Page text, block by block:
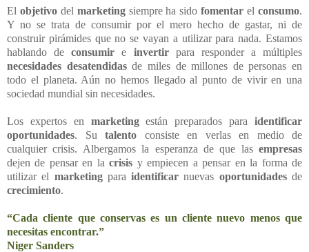
El objetivodel marketingsiempre ha sidofomentar elconsumo.
Y no se trata de consumir por el mero hecho de gastar, ni de
construir pirámides que no se vayan a utilizar para nada. Estamos
hablando deconsumir e invertirpara responder a múltiples
necesidades desatendidasde miles de millones de personas en
todo el planeta. Aún no hemos llegado al punto de vivir en una
sociedad mundial sin necesidades.
Los expertos en marketingestán preparados paraidentificar
oportunidades. Su talento consiste en verlas en medio de
cualquier crisis. Albergamos la esperanza de que las empresas
dejen de pensar en lacrisis y empiecen a pensar en la forma de
utilizar el marketingparaidentificar nuevas oportunidadesde
crecimiento.
“Cada cliente que conservas es un cliente nuevo menos que
necesitas encontrar.”
Niger Sanders